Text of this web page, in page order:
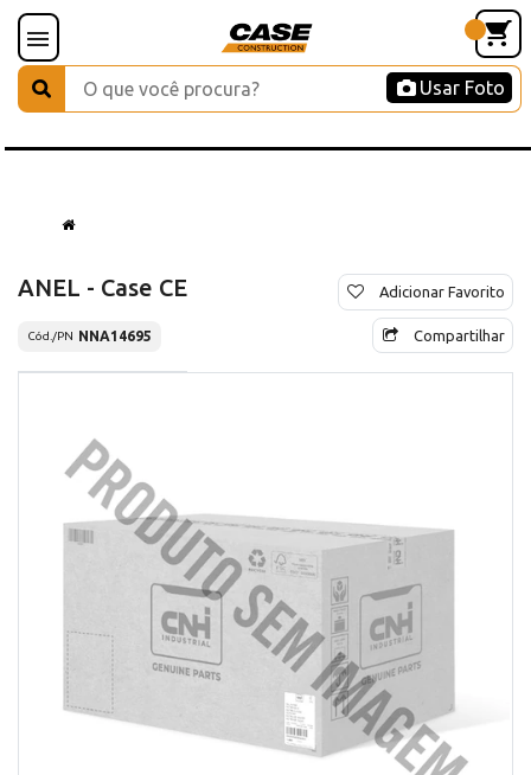
Usar Foto
ANEL - Case CE
Cód./PN NNA14695
Adicionar Favorito
Compartilhar